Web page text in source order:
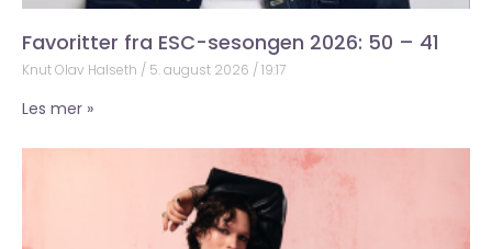
Favoritter fra ESC-sesongen 2026: 50 – 41
Knut Olav Halseth 5. august 2026 19:17
Les mer »